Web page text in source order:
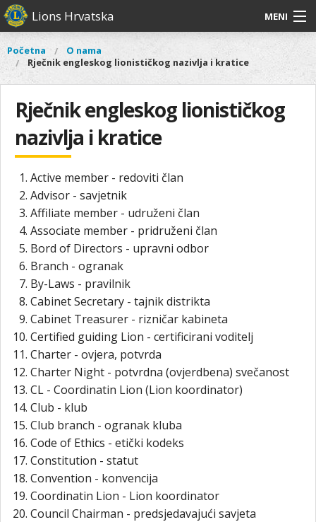
Skoči
na
sadržaj
Lions Hrvatska MENI
O nama
Lions Distrikt 126
Naši projekti
Aktivnosti
Glavni
izbornik
O
nama
Lions
Distrikt
126
Naši
projekti
Aktivnosti
Vi
ste
ovdje
Početna
O nama
Rječnik engleskog lionističkog nazivlja i kratice
Rječnik engleskog lionističkog
nazivlja i kratice
Active member - redoviti član
Advisor - savjetnik
Affiliate member - udruženi član
Associate member - pridruženi član
Bord of Directors - upravni odbor
Branch - ogranak
By-Laws - pravilnik
Cabinet Secretary - tajnik distrikta
Cabinet Treasurer - rizničar kabineta
Certified guiding Lion - certificirani voditelj
Charter - ovjera, potvrda
Charter Night - potvrdna (ovjerdbena) svečanost
CL - Coordinatin Lion (Lion koordinator)
Club - klub
Club branch - ogranak kluba
Code of Ethics - etički kodeks
Constitution - statut
Convention - konvencija
Coordinatin Lion - Lion koordinator
Council Chairman - predsjedavajući savjeta